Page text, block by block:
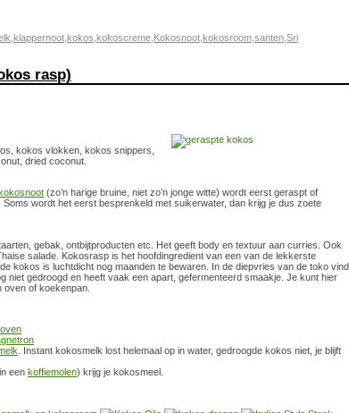
klappernoot kokos kokoscreme Kokosnoot kokosroom santen Sri
rasp)
kokos vlokken, kokos snippers,
dried coconut.
(zo’n harige bruine, niet zo’n jonge witte) wordt eerst geraspt of
wordt het eerst besprenkeld met suikerwater, dan krijg je dus zoete
gebak, ontbijtproducten etc. Het geeft body en textuur aan curries. Ook
salade. Kokosrasp is het hoofdingredient van een van de lekkerste
kokos is luchtdicht nog maanden te bewaren. In de diepvries van de toko vind
niet gedroogd en heeft vaak een apart, gefermenteerd smaakje. Je kunt hier
of koekenpan.
. Instant kokosmelk lost helemaal op in water, gedroogde kokos niet, je blijft
een koffiemolen) krijg je kokosmeel.